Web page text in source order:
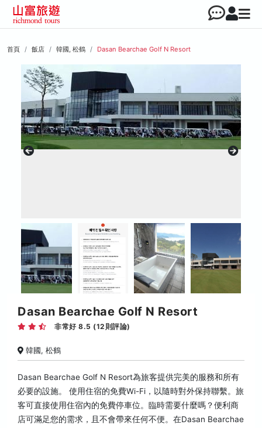
首頁 飯店 韓國, 松鶴 Dasan Bearchae Golf N Resort
Dasan Bearchae Golf N Resort
非常好 8.5 (12則評論)
韓國, 松鶴
Dasan Bearchae Golf N Resort為旅客提供完美的服務和所有
必要的設施。 使用住宿的免費Wi-Fi，以隨時對外保持聯繫。旅
客可直接使用住宿內的免費停車位。臨時需要什麼嗎？便利商
店可滿足您的需求，且不會帶來任何不便。在Dasan Bearchae